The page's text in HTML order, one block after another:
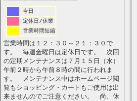
今日
定休日/休業
営業時間短縮
営業時間は１２：３０～２１：３０で
す。 毎週金曜日は定休日です。 次回
の定期メンテナンスは７月１５日（水）
午前２時から午前８時の間に行われま
す。 メンテナンス中はホームページ閲
覧もショッピング・カートもご使用は出
来ませんのでご注意ください。 尚、休